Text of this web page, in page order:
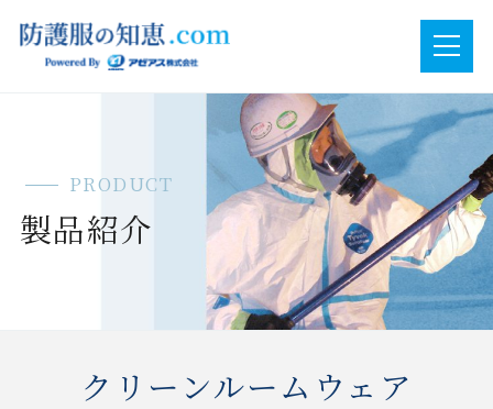
PRODUCT
製品紹介
クリーンルームウェア